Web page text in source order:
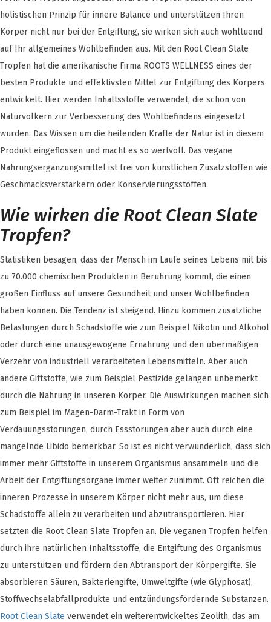
holistischen Prinzip für innere Balance und unterstützen Ihren
Körper nicht nur bei der Entgiftung, sie wirken sich auch wohltuend
auf Ihr allgemeines Wohlbefinden aus. Mit den Root Clean Slate
Tropfen hat die amerikanische Firma ROOTS WELLNESS eines der
besten Produkte und effektivsten Mittel zur Entgiftung des Körpers
entwickelt. Hier werden Inhaltsstoffe verwendet, die schon von
Naturvölkern zur Verbesserung des Wohlbefindens eingesetzt
wurden. Das Wissen um die heilenden Kräfte der Natur ist in diesem
Produkt eingeflossen und macht es so wertvoll. Das vegane
Nahrungsergänzungsmittel ist frei von künstlichen Zusatzstoffen wie
Geschmacksverstärkern oder Konservierungsstoffen.
Wie wirken die Root Clean Slate
Tropfen?
Statistiken besagen, dass der Mensch im Laufe seines Lebens mit bis
zu 70.000 chemischen Produkten in Berührung kommt, die einen
großen Einfluss auf unsere Gesundheit und unser Wohlbefinden
haben können. Die Tendenz ist steigend. Hinzu kommen zusätzliche
Belastungen durch Schadstoffe wie zum Beispiel Nikotin und Alkohol
oder durch eine unausgewogene Ernährung und den übermäßigen
Verzehr von industriell verarbeiteten Lebensmitteln. Aber auch
andere Giftstoffe, wie zum Beispiel Pestizide gelangen unbemerkt
durch die Nahrung in unseren Körper. Die Auswirkungen machen sich
zum Beispiel im Magen-Darm-Trakt in Form von
Verdauungsstörungen, durch Essstörungen aber auch durch eine
mangelnde Libido bemerkbar. So ist es nicht verwunderlich, dass sich
immer mehr Giftstoffe in unserem Organismus ansammeln und die
Arbeit der Entgiftungsorgane immer weiter zunimmt. Oft reichen die
inneren Prozesse in unserem Körper nicht mehr aus, um diese
Schadstoffe allein zu verarbeiten und abzutransportieren. Hier
setzten die Root Clean Slate Tropfen an. Die veganen Tropfen helfen
durch ihre natürlichen Inhaltsstoffe, die Entgiftung des Organismus
zu unterstützen und fördern den Abtransport der Körpergifte. Sie
absorbieren Säuren, Bakteriengifte, Umweltgifte (wie Glyphosat),
Stoffwechselabfallprodukte und entzündungsfördernde Substanzen.
Root Clean Slate verwendet ein weiterentwickeltes Zeolith, das am